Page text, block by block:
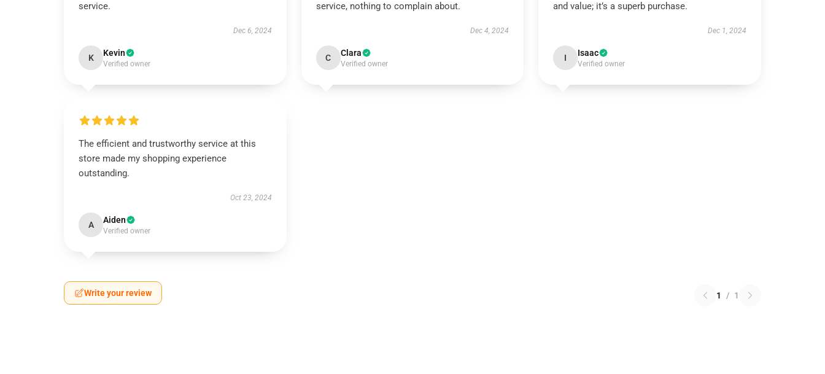
service.
Dec 6, 2024
K Kevin
Verified owner
service, nothing to complain about.
Dec 4, 2024
C Clara
Verified owner
and value; it’s a superb purchase.
Dec 1, 2024
I Isaac
Verified owner
The efficient and trustworthy service at this
store made my shopping experience
outstanding.
Oct 23, 2024
A Aiden
Verified owner
Write your review 1 / 1